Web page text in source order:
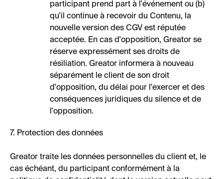
participant prend part à l'événement ou (b)
qu'il continue à recevoir du Contenu, la
nouvelle version des CGV est réputée
acceptée. En cas d'opposition, Greator se
réserve expressément ses droits de
résiliation. Greator informera à nouveau
séparément le client de son droit
d'opposition, du délai pour l'exercer et des
conséquences juridiques du silence et de
l'opposition.
7. Protection des données
Greator traite les données personnelles du client et, le
cas échéant, du participant conformément à la